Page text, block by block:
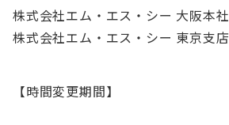
株式会社エム・エス・シー 大阪本社
株式会社エム・エス・シー 東京支店
【時間変更期間】